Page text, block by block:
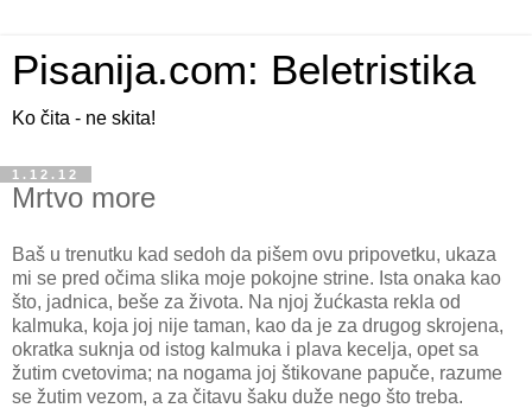
Pisanija.com: Beletristika
Ko čita - ne skita!
1.12.12
Mrtvo more
Baš u trenutku kad sedoh da pišem ovu pripovetku, ukaza
mi se pred očima slika moje pokojne strine. Ista onaka kao
što, jadnica, beše za života. Na njoj žućkasta rekla od
kalmuka, koja joj nije taman, kao da je za drugog skrojena,
okratka suknja od istog kalmuka i plava kecelja, opet sa
žutim cvetovima; na nogama joj štikovane papuče, razume
se žutim vezom, a za čitavu šaku duže nego što treba.